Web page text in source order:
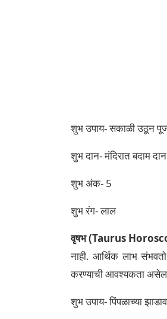
शुभ उपाय- सकाळी उठून
शुभ दान- मंदिरात बदाम
शुभ अंक- 5
शुभ रंग- लाल
वृषभ (Taurus
नाही. आर्थिक लाभ
करण्याची आवश्यकता
शुभ उपाय- पिंपळाच्या